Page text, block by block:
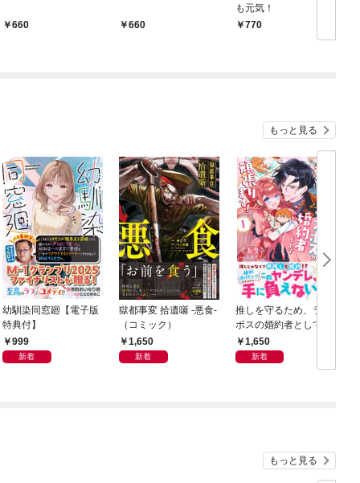
660 660
も元気！
770
もっと見る
幼馴染同窓廻【電子版
特典付】
999
新着
獄都事変 拾遺噺 -悪食-
（コミック）
1,650
新着
推しを守るため、ラス
ボスの婚約者として頑
張ります！１
1,650
新着
もっと見る